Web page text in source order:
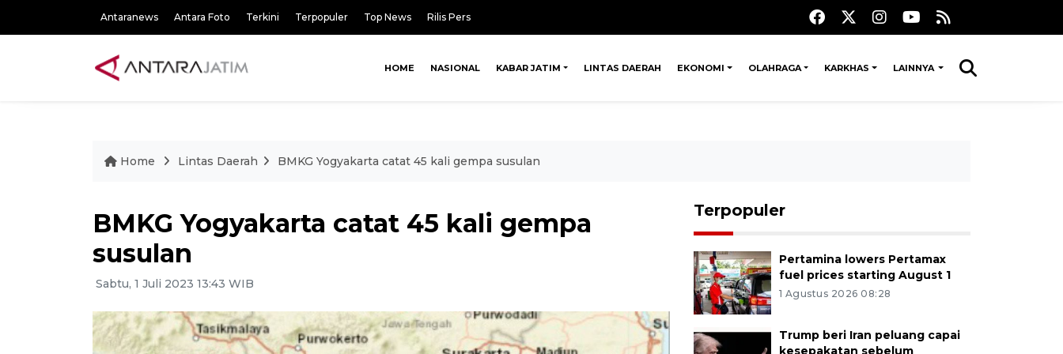
Antaranews Antara Foto Terkini Terpopuler Top News Rilis Pers
HOME NASIONAL KABAR JATIM LINTAS DAERAH EKONOMI OLAHRAGA KARKHAS LAINNYA
Home Lintas Daerah BMKG Yogyakarta catat 45 kali gempa susulan
BMKG Yogyakarta catat 45 kali gempa
susulan
Sabtu, 1 Juli 2023 13:43 WIB
Terpopuler
Pertamina lowers Pertamax
fuel prices starting August 1
1 Agustus 2026 08:28
Trump beri Iran peluang capai
kesepakatan sebelum